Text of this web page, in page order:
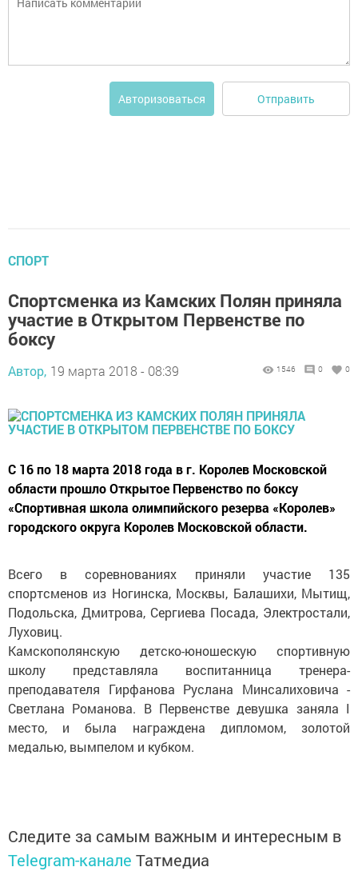
Авторизоваться Отправить
СПОРТ
Спортсменка из Камских Полян приняла
участие в Открытом Первенстве по
боксу
Автор, 19 марта 2018 - 08:39 1546 0 0
С 16 по 18 марта 2018 года в г. Королев Московской
области прошло Открытое Первенство по боксу
«Спортивная школа олимпийского резерва «Королев»
городского округа Королев Московской области.
Всего в соревнованиях приняли участие 135
спортсменов из Ногинска, Москвы, Балашихи, Мытищ,
Подольска, Дмитрова, Сергиева Посада, Электростали,
Луховиц.
Камскополянскую детско-юношескую спортивную
школу представляла воспитанница тренера-
преподавателя Гирфанова Руслана Минсалиховича -
Светлана Романова. В Первенстве девушка заняла I
место, и была награждена дипломом, золотой
медалью, вымпелом и кубком.
Следите за самым важным и интересным в
Telegram-канале Татмедиа